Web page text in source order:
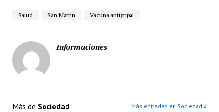
Salud San Martín Vacuna antigripal
Informaciones
Más de Sociedad Más entradas en Sociedad »